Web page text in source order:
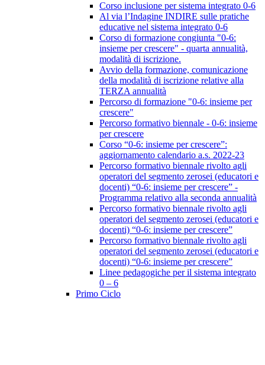
Corso inclusione per sistema integrato 0-6
Al via l’Indagine INDIRE sulle pratiche
educative nel sistema integrato 0-6
Corso di formazione congiunta "0-6:
insieme per crescere" - quarta annualità,
modalità di iscrizione.
Avvio della formazione, comunicazione
della modalità di iscrizione relative alla
TERZA annualità
Percorso di formazione "0-6: insieme per
crescere"
Percorso formativo biennale - 0-6: insieme
per crescere
Corso “0-6: insieme per crescere”:
aggiornamento calendario a.s. 2022-23
Percorso formativo biennale rivolto agli
operatori del segmento zerosei (educatori e
docenti) “0-6: insieme per crescere” -
Programma relativo alla seconda annualità
Percorso formativo biennale rivolto agli
operatori del segmento zerosei (educatori e
docenti) “0-6: insieme per crescere”
Percorso formativo biennale rivolto agli
operatori del segmento zerosei (educatori e
docenti) “0-6: insieme per crescere”
Linee pedagogiche per il sistema integrato
0 – 6
Primo Ciclo